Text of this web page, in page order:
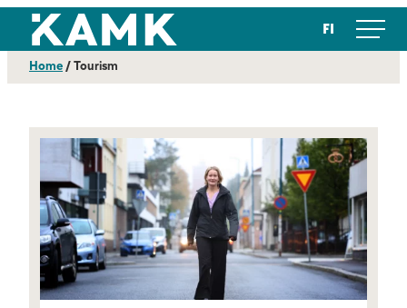
Skip
content
Kajaanin ammattikorkeakoulu FI
Home/Tourism